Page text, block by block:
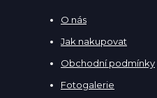
O nás
Jak nakupovat
Obchodní podmínky
Fotogalerie